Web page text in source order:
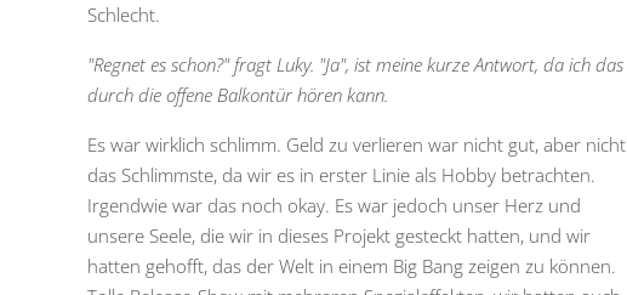
Schlecht.
"Regnet es schon?" fragt Luky. "Ja", ist meine kurze Antwort, da ich das
durch die offene Balkontür hören kann.
Es war wirklich schlimm. Geld zu verlieren war nicht gut, aber nicht
das Schlimmste, da wir es in erster Linie als Hobby betrachten.
Irgendwie war das noch okay. Es war jedoch unser Herz und
unsere Seele, die wir in dieses Projekt gesteckt hatten, und wir
hatten gehofft, das der Welt in einem Big Bang zeigen zu können.